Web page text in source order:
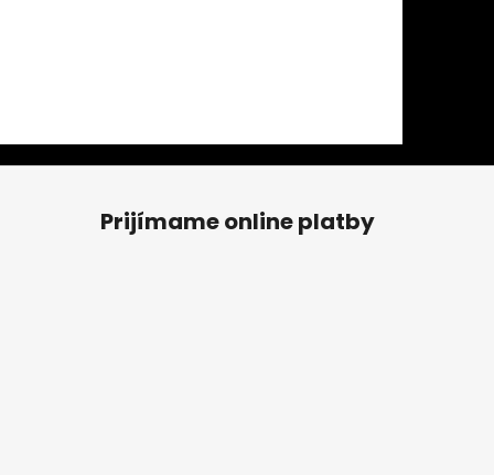
Prijímame online platby